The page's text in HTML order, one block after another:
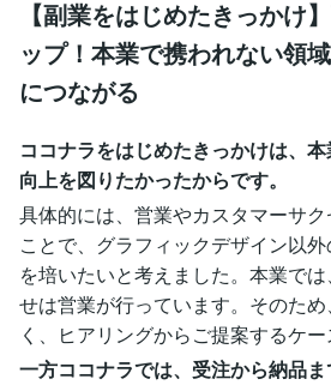
【副業をはじめたきっかけ
ップ！本業で携われない領
につながる
ココナラをはじめたきっかけは、
向上を図りたかったからです。
具体的には、営業やカスタマーサ
ことで、グラフィックデザイン以
を培いたいと考えました。本業で
せは営業が行っています。そのた
く、ヒアリングからご提案するケー
一方ココナラでは、受注から納品